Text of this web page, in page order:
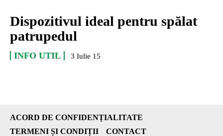
Dispozitivul ideal pentru spălat
patrupedul
INFO UTIL 3 Iulie 15
ACORD DE CONFIDENȚIALITATE
TERMENI ȘI CONDIȚII
CONTACT